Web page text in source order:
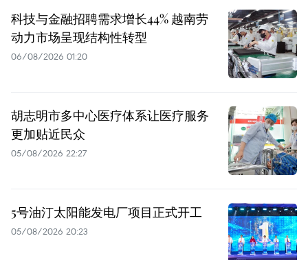
科技与金融招聘需求增长44% 越南劳
动力市场呈现结构性转型
06/08/2026 01:20
胡志明市多中心医疗体系让医疗服务
更加贴近民众
05/08/2026 22:27
5号油汀太阳能发电厂项目正式开工
05/08/2026 20:23